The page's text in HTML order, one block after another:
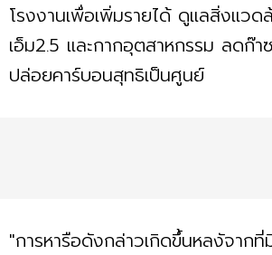
โรงงานเพื่อเพิ่มรายได้ ดูแลสิ่งแว
เอ็ม2.5 และกากอุตสาหกรรม ลดก๊า
ปล่อยคาร์บอนสุทธิเป็นศูนย์
"การหารือดังกล่าวเกิดขึ้นหลงัจาก